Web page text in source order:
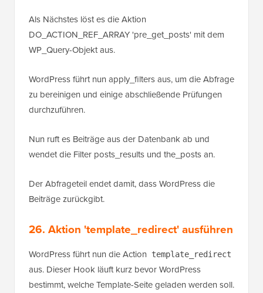
Als Nächstes löst es die Aktion
DO_ACTION_REF_ARRAY 'pre_get_posts' mit dem
WP_Query-Objekt aus.
WordPress führt nun apply_filters aus, um die Abfrage
zu bereinigen und einige abschließende Prüfungen
durchzuführen.
Nun ruft es Beiträge aus der Datenbank ab und
wendet die Filter posts_results und the_posts an.
Der Abfrageteil endet damit, dass WordPress die
Beiträge zurückgibt.
26. Aktion 'template_redirect' ausführen
WordPress führt nun die Action template_redirect
aus. Dieser Hook läuft kurz bevor WordPress
bestimmt, welche Template-Seite geladen werden soll.